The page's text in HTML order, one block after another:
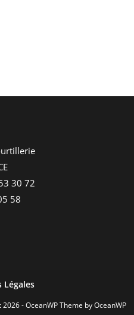
30 72
58
Légales
- OceanWP Theme by OceanWP